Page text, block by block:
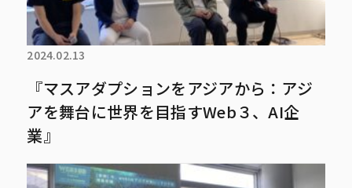
2024.02.13
『マスアダプションをアジアから：アジ
アを舞台に世界を目指すWeb３、AI企
業』